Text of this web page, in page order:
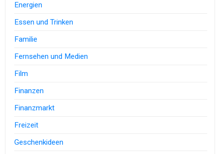
Energien
Essen und Trinken
Familie
Fernsehen und Medien
Film
Finanzen
Finanzmarkt
Freizeit
Geschenkideen